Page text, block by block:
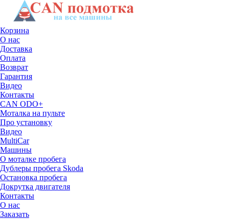
Корзина
О нас
Доставка
Оплата
Возврат
Гарантия
Видео
Контакты
CAN ODO+
Моталка на пульте
Про установку
Видео
MultiCar
Машины
О моталке пробега
Дублеры пробега Skoda
Остановка пробега
Докрутка двигателя
Контакты
О нас
Заказать